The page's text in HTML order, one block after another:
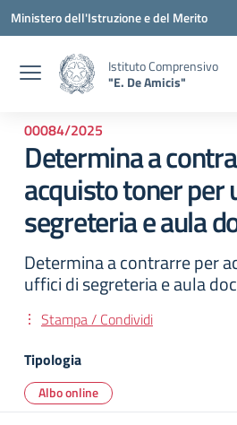
Vai ai contenuti
Vai al menu di navigazione
Vai al footer
Ministero dell'Istruzione e del Merito
Istituto Comprensivo
"E. De Amicis"
00084/2025
Determina a
acquisto toner per
segreteria e aula
Determina a contrarre per
uffici di segreteria e aula
Stampa / Condividi
Tipologia
Albo online